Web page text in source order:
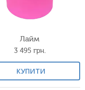
Лайм
3 495 грн.
КУПИТИ